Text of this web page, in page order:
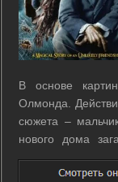
В основе
Олмонда.
сюжета –
нового дома
наполовину сову,